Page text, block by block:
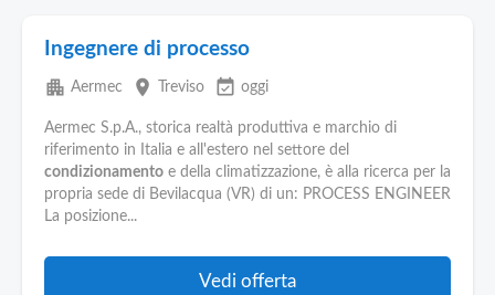
Ingegnere di processo
apartment Aermec place Treviso event_available oggi
Aermec S.p.A., storica realtà produttiva e marchio di
riferimento in Italia e all'estero nel settore del
condizionamento e della climatizzazione, è alla ricerca per la
propria sede di Bevilacqua (VR) di un: PROCESS ENGINEER
La posizione...
Vedi offerta